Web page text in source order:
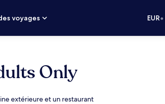
voyages
EUR•
Only
extérieure et un restaurant